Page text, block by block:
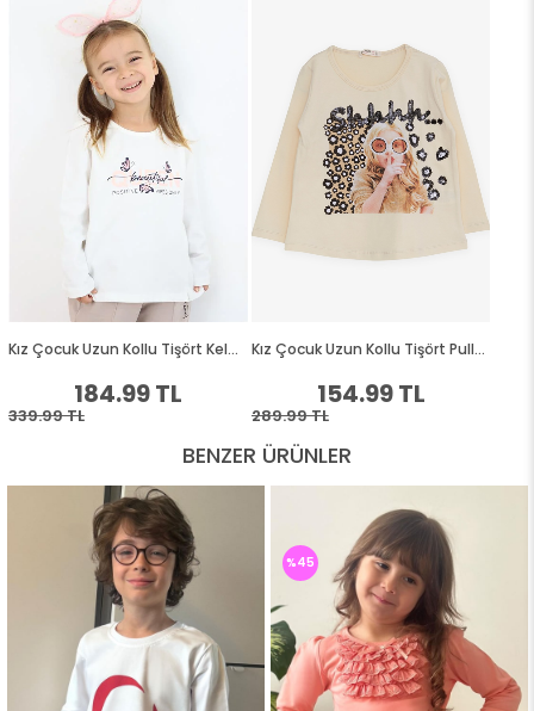
BENZER ÜRÜNLER
%45